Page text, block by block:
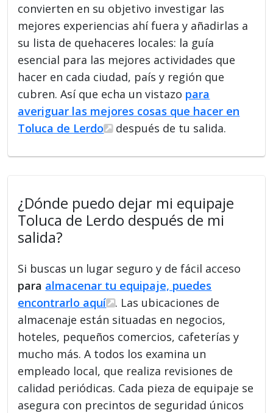
convierten en su objetivo investigar las
mejores experiencias ahí fuera y añadirlas a
su lista de quehaceres locales: la guía
esencial para las mejores actividades que
hacer en cada ciudad, país y región que
cubren. Así que echa un vistazo para
averiguar las mejores cosas que hacer en
Toluca de Lerdo
después de tu salida.
¿Dónde puedo dejar mi equipaje
Toluca de Lerdo después de mi
salida?
Si buscas un lugar seguro y de fácil acceso
para almacenar tu equipaje, puedes
encontrarlo aquí
. Las ubicaciones de
almacenaje están situadas en negocios,
hoteles, pequeños comercios, cafeterías y
mucho más. A todos los examina un
empleado local, que realiza revisiones de
calidad periódicas. Cada pieza de equipaje se
asegura con precintos de seguridad únicos